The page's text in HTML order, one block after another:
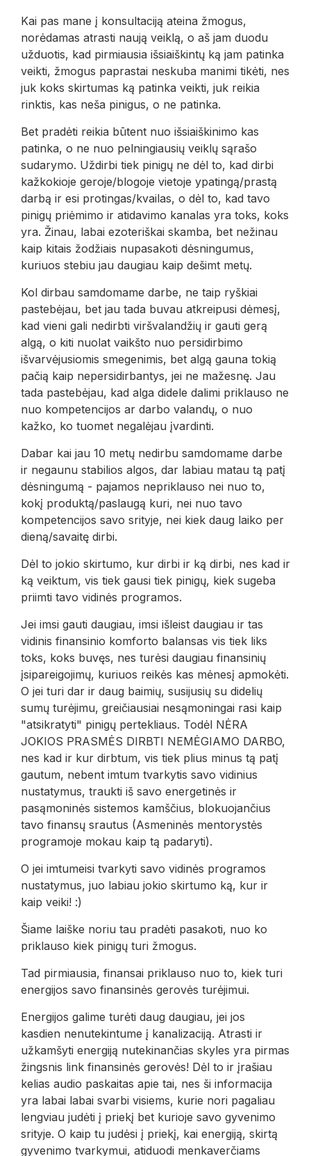
Kai pas mane į konsultaciją ateina žmogus,
norėdamas atrasti naują veiklą, o aš jam duodu
užduotis, kad pirmiausia išsiaiškintų ką jam patinka
veikti, žmogus paprastai neskuba manimi tikėti, nes
juk koks skirtumas ką patinka veikti, juk reikia
rinktis, kas neša pinigus, o ne patinka.
Bet pradėti reikia būtent nuo išsiaiškinimo kas
patinka, o ne nuo pelningiausių veiklų sąrašo
sudarymo. Uždirbi tiek pinigų ne dėl to, kad dirbi
kažkokioje geroje/blogoje vietoje ypatingą/prastą
darbą ir esi protingas/kvailas, o dėl to, kad tavo
pinigų priėmimo ir atidavimo kanalas yra toks, koks
yra. Žinau, labai ezoteriškai skamba, bet nežinau
kaip kitais žodžiais nupasakoti dėsningumus,
kuriuos stebiu jau daugiau kaip dešimt metų.
Kol dirbau samdomame darbe, ne taip ryškiai
pastebėjau, bet jau tada buvau atkreipusi dėmesį,
kad vieni gali nedirbti viršvalandžių ir gauti gerą
algą, o kiti nuolat vaikšto nuo persidirbimo
išvarvėjusiomis smegenimis, bet algą gauna tokią
pačią kaip nepersidirbantys, jei ne mažesnę. Jau
tada pastebėjau, kad alga didele dalimi priklauso ne
nuo kompetencijos ar darbo valandų, o nuo
kažko, ko tuomet negalėjau įvardinti.
Dabar kai jau 10 metų nedirbu samdomame darbe
ir negaunu stabilios algos, dar labiau matau tą patį
dėsningumą - pajamos nepriklauso nei nuo to,
kokį produktą/paslaugą kuri, nei nuo tavo
kompetencijos savo srityje, nei kiek daug laiko per
dieną/savaitę dirbi.
Dėl to jokio skirtumo, kur dirbi ir ką dirbi, nes kad ir
ką veiktum, vis tiek gausi tiek pinigų, kiek sugeba
priimti tavo vidinės programos.
Jei imsi gauti daugiau, imsi išleist daugiau ir tas
vidinis finansinio komforto balansas vis tiek liks
toks, koks buvęs, nes turėsi daugiau finansinių
įsipareigojimų, kuriuos reikės kas mėnesį apmokėti.
O jei turi dar ir daug baimių, susijusių su didelių
sumų turėjimu, greičiausiai nesąmoningai rasi kaip
"atsikratyti" pinigų pertekliaus. Todėl NĖRA
JOKIOS PRASMĖS DIRBTI NEMĖGIAMO DARBO,
nes kad ir kur dirbtum, vis tiek plius minus tą patį
gautum, nebent imtum tvarkytis savo vidinius
nustatymus, traukti iš savo energetinės ir
pasąmoninės sistemos kamščius, blokuojančius
tavo finansų srautus (Asmeninės mentorystės
programoje mokau kaip tą padaryti).
O jei imtumeisi tvarkyti savo vidinės programos
nustatymus, juo labiau jokio skirtumo ką, kur ir
kaip veiki! :)
Šiame laiške noriu tau pradėti pasakoti, nuo ko
priklauso kiek pinigų turi žmogus.
Tad pirmiausia, finansai priklauso nuo to, kiek turi
energijos savo finansinės gerovės turėjimui.
Energijos galime turėti daug daugiau, jei jos
kasdien nenutekintume į kanalizaciją. Atrasti ir
užkamšyti energiją nutekinančias skyles yra pirmas
žingsnis link finansinės gerovės! Dėl to ir įrašiau
kelias audio paskaitas apie tai, nes ši informacija
yra labai labai svarbi visiems, kurie nori pagaliau
lengviau judėti į priekį bet kurioje savo gyvenimo
srityje. O kaip tu judėsi į priekį, kai energiją, skirtą
gyvenimo tvarkymui, atiduodi menkaverčiams